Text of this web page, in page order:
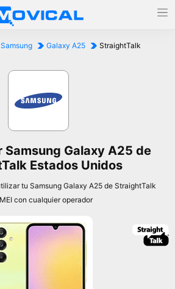
Samsung Galaxy A25
StraightTalk
Samsung Galaxy A25 de
Estados Unidos
tu Samsung Galaxy A25 de StraightTalk
con cualquier operador